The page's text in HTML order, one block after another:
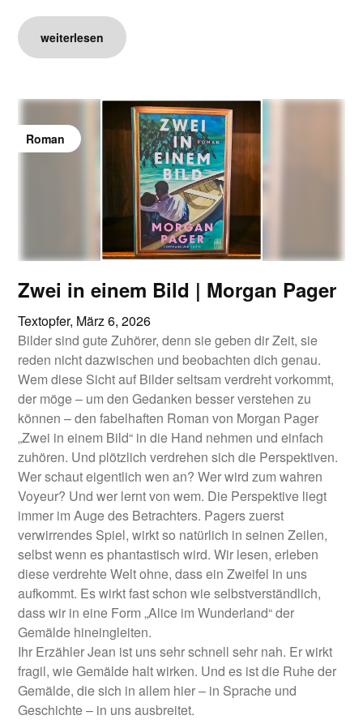
weiterlesen
Roman
Zwei in einem Bild | Morgan Pager
Textopfer, März 6, 2026
Bilder sind gute Zuhörer, denn sie geben dir Zeit, sie
reden nicht dazwischen und beobachten dich genau.
Wem diese Sicht auf Bilder seltsam verdreht vorkommt,
der möge – um den Gedanken besser verstehen zu
können – den fabelhaften Roman von Morgan Pager
„Zwei in einem Bild“ in die Hand nehmen und einfach
zuhören. Und plötzlich verdrehen sich die Perspektiven.
Wer schaut eigentlich wen an? Wer wird zum wahren
Voyeur? Und wer lernt von wem. Die Perspektive liegt
immer im Auge des Betrachters. Pagers zuerst
verwirrendes Spiel, wirkt so natürlich in seinen Zeilen,
selbst wenn es phantastisch wird. Wir lesen, erleben
diese verdrehte Welt ohne, dass ein Zweifel in uns
aufkommt. Es wirkt fast schon wie selbstverständlich,
dass wir in eine Form „Alice im Wunderland“ der
Gemälde hineingleiten.
Ihr Erzähler Jean ist uns sehr schnell sehr nah. Er wirkt
fragil, wie Gemälde halt wirken. Und es ist die Ruhe der
Gemälde, die sich in allem hier – in Sprache und
Geschichte – in uns ausbreitet.